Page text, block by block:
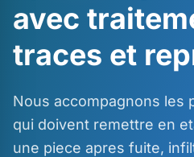
avec
traces et
Nous accompagnons les
qui doivent remettre en
une piece apres fuite,